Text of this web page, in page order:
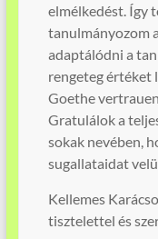
elmélkedést. Így
tanulmányozom
adaptálódni a
rengeteg értéket
Goethe
Gratulálok a
sokak nevében,
sugallataidat
Kellemes
tisztelettel és